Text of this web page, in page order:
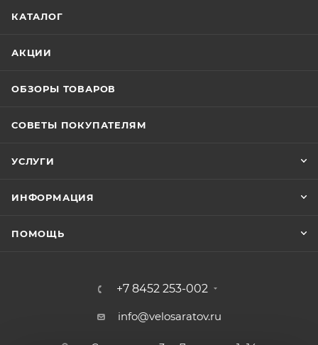
КАТАЛОГ
АКЦИИ
ОБЗОРЫ ТОВАРОВ
СОВЕТЫ ПОКУПАТЕЛЯМ
УСЛУГИ
ИНФОРМАЦИЯ
ПОМОЩЬ
+7 8452 253-002
info@velosaratov.ru